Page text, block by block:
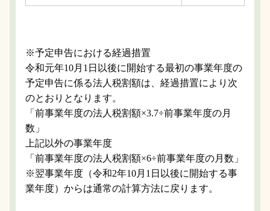
※予定申告における経過措置
令和元年10月1日以後に開始する最初の事業年度の
予定申告に係る法人税割額は、経過措置により次
のとおりとなります。
「前事業年度の法人税割額×3.7÷前事業年度の月
数」
上記以外の事業年度
「前事業年度の法人税割額×6÷前事業年度の月数」
※翌事業年度（令和2年10月1日以後に開始する事
業年度）からは通常の計算方法に戻ります。